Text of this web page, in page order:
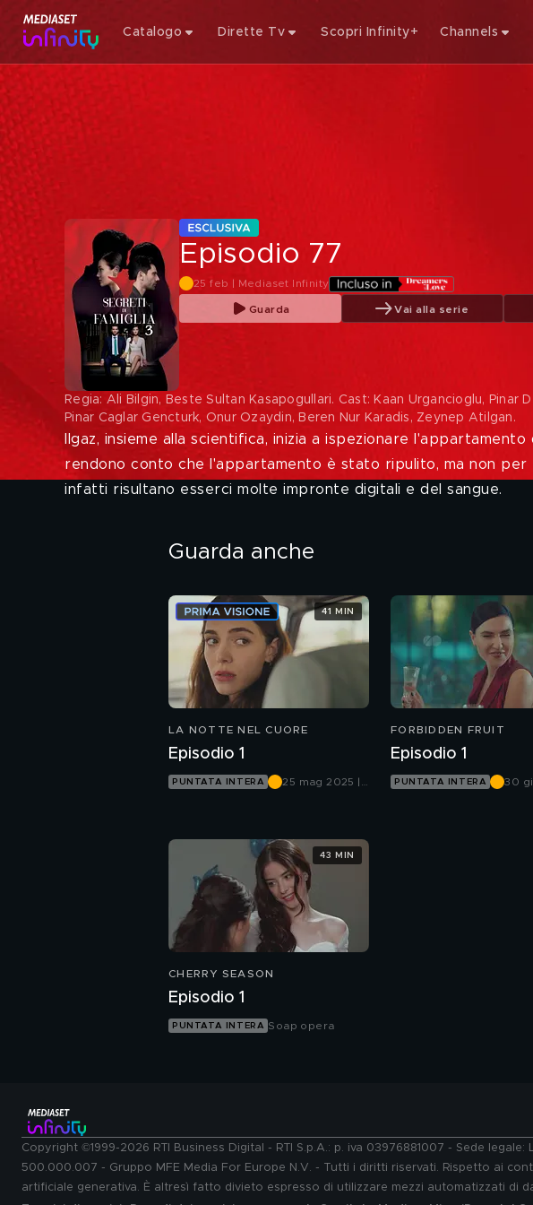
Catalogo Dirette Tv Scopri Infinity+ Channels
Episodio 77
25 feb | Mediaset Infinity
Guarda Vai alla serie
Regia: Ali Bilgin, Beste Sultan Kasapogullari. Cast: Kaan Urgancioglu, Pinar
Pinar Caglar Gencturk, Onur Ozaydin, Beren Nur Karadis, Zeynep Atilgan .
Ilgaz, insieme alla scientifica, inizia a ispezionare
rendono conto che l'appartamento è stato ripulito, ma non per
infatti risultano esserci molte impronte digitali e del sangue.
Guarda anche
LA NOTTE NEL CUORE
Episodio 1
PUNTATA INTERA
25 mag 2025 |
41 MIN
FORBIDDEN FRUIT
Episodio 1
PUNTATA INTERA
30
CHERRY SEASON
Episodio 1
PUNTATA INTERA Soap opera
43 MIN
Copyright ©1999-2026 RTI Business Digital - RTI S.p.A.: p. iva 03976881007 - Sede
500.000.007 - Gruppo MFE Media For Europe N.V. - Tutti i diritti riservati. Rispetto ai
artificiale generativa. È altresì fatto divieto espresso di utilizzare mezzi automatizzati di